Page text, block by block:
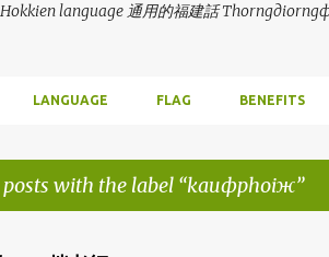
language 通用的福建話
LANGUAGE FLAG BENEFITS
with the label kauфphoiж